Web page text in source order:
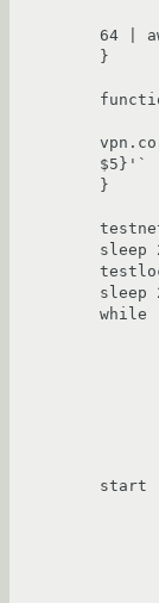
64 |
}
$5}'`
}
sleep
sleep
while
start